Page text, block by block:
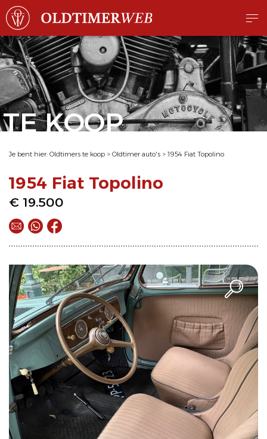
TE KOOP
Je bent hier: Oldtimers te koop > Oldtimer auto's > 1954 Fiat Topolino
1954 Fiat Topolino
€ 19.500